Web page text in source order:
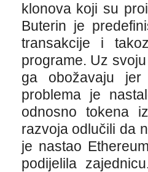
klonova koji su
Buterin je
transakcije i
programe. Uz
ga obožavaju
problema je
odnosno tokena
razvoja odlučili da
je nastao
podijelila